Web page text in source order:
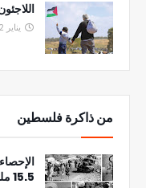
يناير 22, 2024
من ذاكرة فلسطين
15.5 مليون في العالم